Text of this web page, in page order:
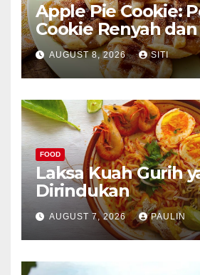
Apple Pie Cookie:
Cookie Renyah
AUGUST 8, 2026 SITI
FOOD
Laksa Kuah Gurih
Dirindukan
AUGUST 7, 2026 PAULIN